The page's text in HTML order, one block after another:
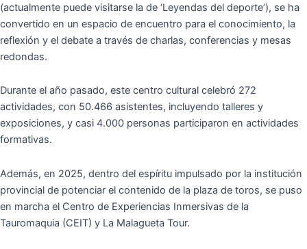
(actualmente puede visitarse la de ‘Leyendas del deporte’), se ha
convertido en un espacio de encuentro para el conocimiento, la
reflexión y el debate a través de charlas, conferencias y mesas
redondas.
Durante el año pasado, este centro cultural celebró 272
actividades, con 50.466 asistentes, incluyendo talleres y
exposiciones, y casi 4.000 personas participaron en actividades
formativas.
Además, en 2025, dentro del espíritu impulsado por la institución
provincial de potenciar el contenido de la plaza de toros, se puso
en marcha el Centro de Experiencias Inmersivas de la
Tauromaquia (CEIT) y La Malagueta Tour.